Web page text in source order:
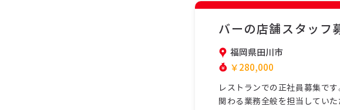
バーの店舗スタッフ
福岡県田川市
￥280,000
レストランでの正社員募集です
関わる業務全般を担当してい